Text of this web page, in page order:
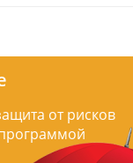
от рисков